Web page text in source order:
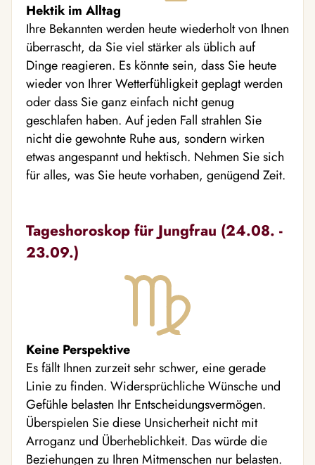
Hektik im Alltag
Ihre Bekannten werden heute wiederholt von Ihnen
überrascht, da Sie viel stärker als üblich auf
Dinge reagieren. Es könnte sein, dass Sie heute
wieder von Ihrer Wetterfühligkeit geplagt werden
oder dass Sie ganz einfach nicht genug
geschlafen haben. Auf jeden Fall strahlen Sie
nicht die gewohnte Ruhe aus, sondern wirken
etwas angespannt und hektisch. Nehmen Sie sich
für alles, was Sie heute vorhaben, genügend Zeit.
Tageshoroskop für Jungfrau (24.08. -
23.09.)
Keine Perspektive
Es fällt Ihnen zurzeit sehr schwer, eine gerade
Linie zu finden. Widersprüchliche Wünsche und
Gefühle belasten Ihr Entscheidungsvermögen.
Überspielen Sie diese Unsicherheit nicht mit
Arroganz und Überheblichkeit. Das würde die
Beziehungen zu Ihren Mitmenschen nur belasten.